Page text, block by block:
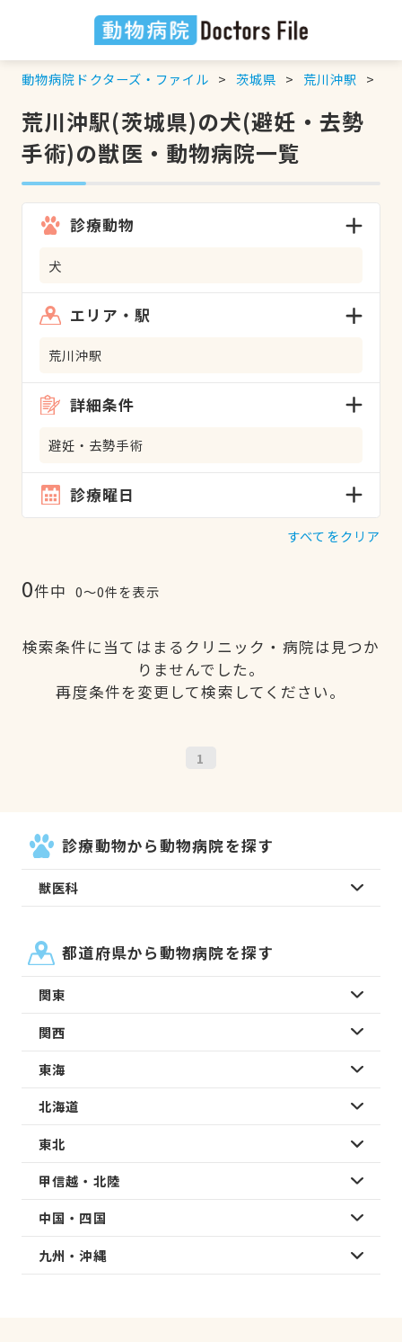
動物病院ドクターズ・ファイル 茨城県 荒川沖駅
荒川沖駅(茨城県)の犬(避妊・去勢
手術)の獣医・動物病院一覧
診療動物
犬
エリア・駅
荒川沖駅
詳細条件
避妊・去勢手術
診療曜日
すべてをクリア
0件中 0〜0件を表示
検索条件に当てはまるクリニック・病院は見つか
りませんでした。
再度条件を変更して検索してください。
1
診療動物から動物病院を探す
獣医科
都道府県から動物病院を探す
関東
関西
東海
北海道
東北
甲信越・北陸
中国・四国
九州・沖縄